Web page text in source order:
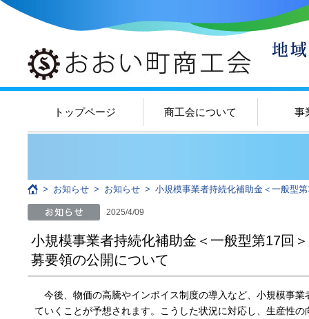
トップページ 商工会について 事
> お知らせ > お知らせ > 小規模事業者持続化補助金＜一般型
2025/4/09
小規模事業者持続化補助金＜一般型第17回
募要領の公開について
今後、物価の高騰やインボイス制度の導入など、小規模事
ていくことが予想されます。こうした状況に対応し、生産性